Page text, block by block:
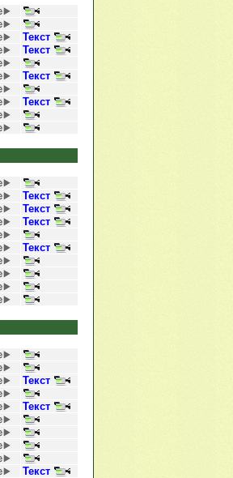
Текст
Текст
Текст
Текст
Текст
Текст
Текст
Текст
Текст
Текст
Текст